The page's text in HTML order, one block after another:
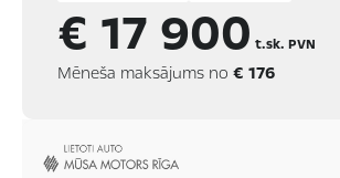
€ 17 900t.sk. PVN
Mēneša maksājums no € 176